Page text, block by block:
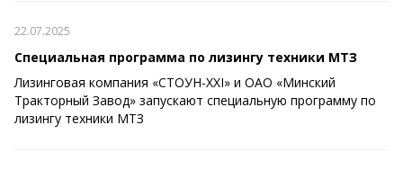
22.07.2025
Специальная программа по лизингу техники МТЗ
Лизинговая компания «СТОУН-XXI» и ОАО «Минский
Тракторный Завод» запускают специальную программу по
лизингу техники МТЗ